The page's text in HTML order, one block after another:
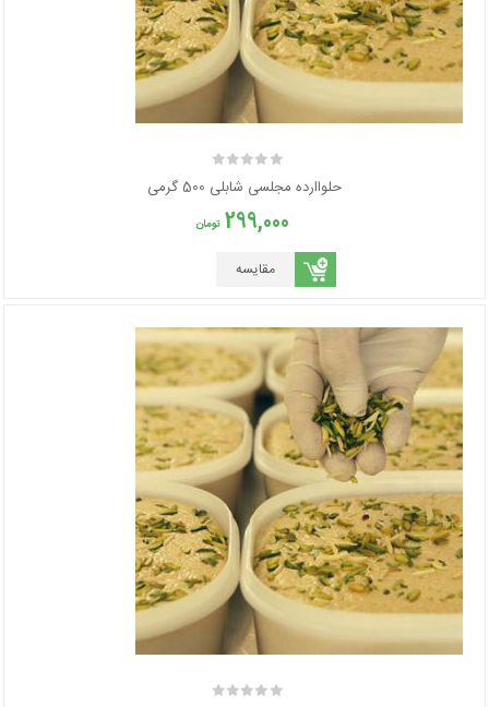
حلواارده مجلسی شابلی 500 گرمی
299,000 تومان
مقایسه